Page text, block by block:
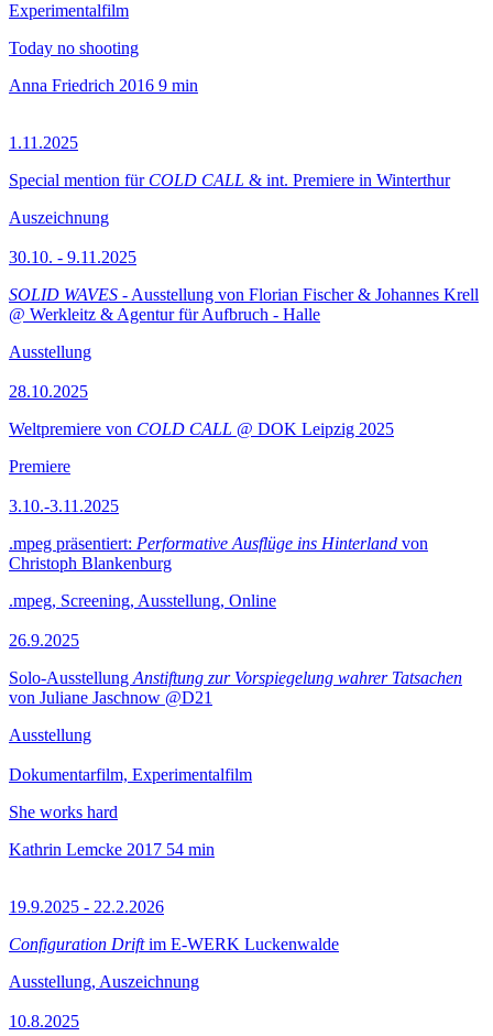
Experimentalfilm
Today no shooting
Anna Friedrich 2016 9 min
1.11.2025
Special mention für COLD CALL & int. Premiere in Winterthur
Auszeichnung
30.10. - 9.11.2025
SOLID WAVES - Ausstellung von Florian Fischer & Johannes Krell
@ Werkleitz & Agentur für Aufbruch - Halle
Ausstellung
28.10.2025
Weltpremiere von COLD CALL @ DOK Leipzig 2025
Premiere
3.10.-3.11.2025
.mpeg präsentiert: Performative Ausflüge ins Hinterland von
Christoph Blankenburg
.mpeg, Screening, Ausstellung, Online
26.9.2025
Solo-Ausstellung Anstiftung zur Vorspiegelung wahrer Tatsachen
von Juliane Jaschnow @D21
Ausstellung
Dokumentarfilm, Experimentalfilm
She works hard
Kathrin Lemcke 2017 54 min
19.9.2025 - 22.2.2026
Configuration Driftim E-WERK Luckenwalde
Ausstellung, Auszeichnung
10.8.2025